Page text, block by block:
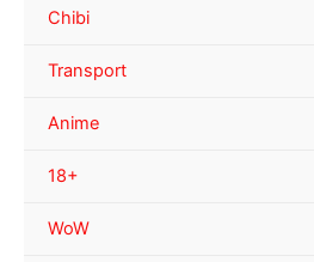
Chibi
Transport
Anime
18+
WoW